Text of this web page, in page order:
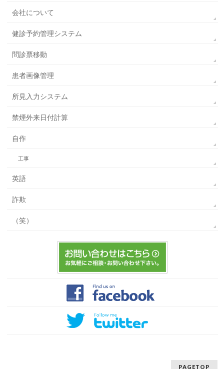
会社について
健診予約管理システム
問診票移動
患者画像管理
所見入力システム
禁煙外来日付計算
自作
工事
英語
詐欺
（笑）
PAGETOP